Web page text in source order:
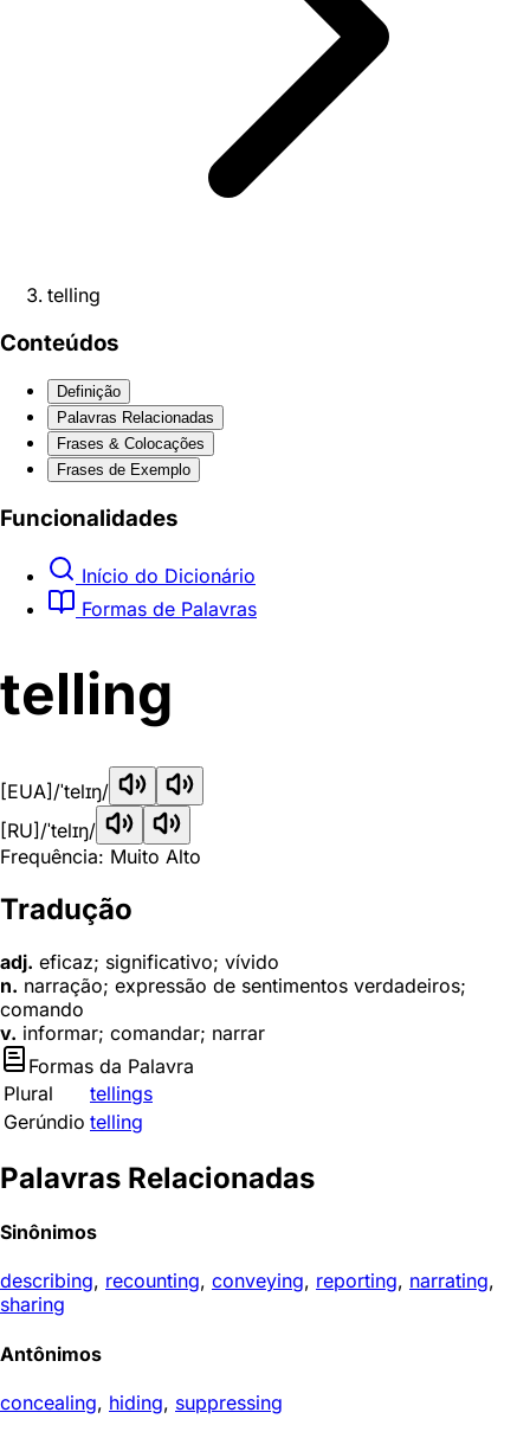
telling
Conteúdos
Definição
Palavras Relacionadas
Frases & Colocações
Frases de Exemplo
Funcionalidades
Início do Dicionário
Formas de Palavras
telling
[EUA] /ˈtelɪŋ/
[RU] /ˈtelɪŋ/
Frequência: Muito Alto
Tradução
adj. eficaz; significativo; vívido
n. narração; expressão de sentimentos verdadeiros;
comando
v. informar; comandar; narrar
Formas da Palavra
Plural
tellings
Gerúndio telling
Palavras Relacionadas
Sinônimos
describing, recounting, conveying, reporting, narrating,
sharing
Antônimos
concealing, hiding, suppressing